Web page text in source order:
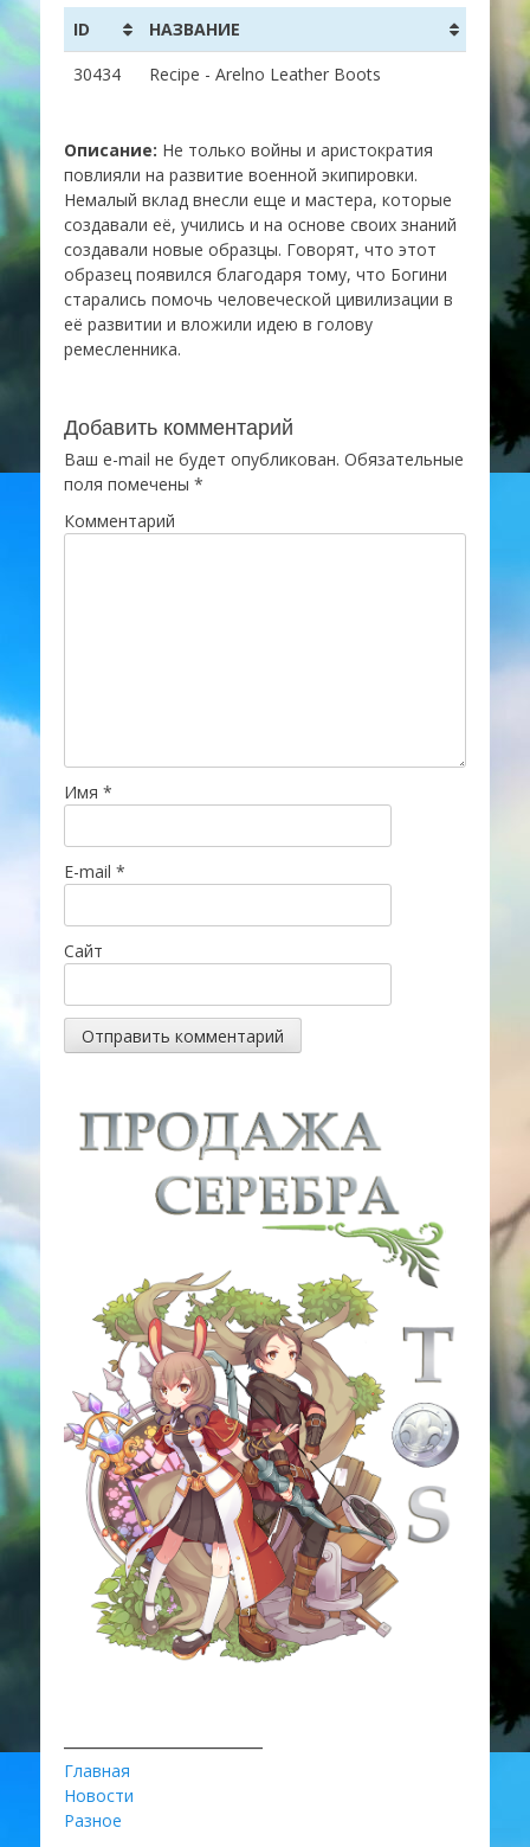
ID
НАЗВАНИЕ
30434
Recipe - Arelno Leather Boots
Описание: Не только войны и аристократия
повлияли на развитие военной экипировки.
Немалый вклад внесли еще и мастера, которые
создавали её, учились и на основе своих знаний
создавали новые образцы. Говорят, что этот
образец появился благодаря тому, что Богини
старались помочь человеческой цивилизации в
её развитии и вложили идею в голову
ремесленника.
Добавить комментарий
Ваш e-mail не будет опубликован. Обязательные
поля помечены *
Комментарий
Имя *
E-mail *
Сайт
Главная
Новости
Разное